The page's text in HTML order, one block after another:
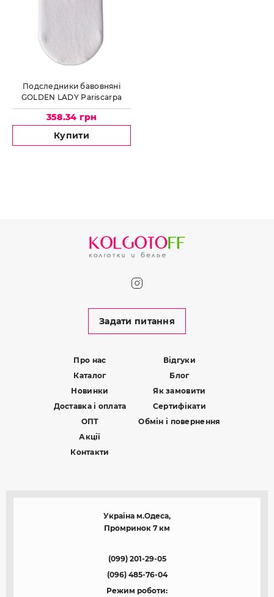
Подследники бавовняні
GOLDEN LADY Pariscarpa
invisible with cotton
358.34 грн
Купити
Задати питання
Про нас
Каталог
Новинки
Доставка і оплата
ОПТ
Акції
Контакти
Відгуки
Блог
Як замовити
Сертифікати
Обмін і повернення
Україна м.Одеса,
Промринок 7 км
(099) 201-29-05
(096) 485-76-04
Режим роботи: